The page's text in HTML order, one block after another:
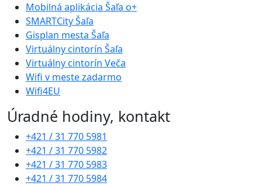
Mobilná aplikácia Šaľa o+
SMARTCity Šaľa
Gisplan mesta Šaľa
Virtuálny cintorín Šaľa
Virtuálny cintorín Veča
Wifi v meste zadarmo
Wifi4EU
Úradné hodiny, kontakt
+421 / 31 770 5981
+421 / 31 770 5982
+421 / 31 770 5983
+421 / 31 770 5984